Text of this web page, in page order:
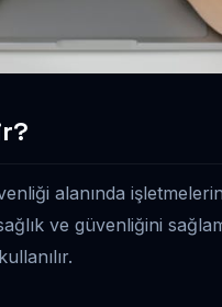
alanında
ve güvenliğini